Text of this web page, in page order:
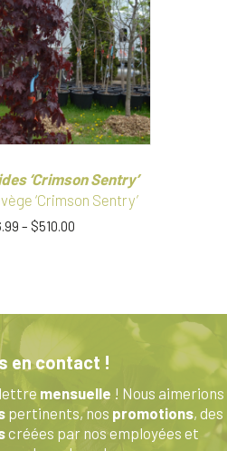
‘Crimson Sentry’
‘Crimson Sentry’
– $510.00
plusieurs
variations.
options
peuvent
être
choisies
en contact !
mensuelle ! Nous aimerions
pertinents, nos promotions, des
créées par nos employées et